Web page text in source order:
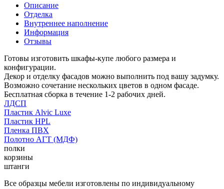
Описание
Отделка
Внутреннее наполнение
Информация
Отзывы
Готовы изготовить шкафы-купе любого размера и
конфигурации.
Декор и отделку фасадов можно выполнить под вашу задумку.
Возможно сочетание нескольких цветов в одном фасаде.
Бесплатная сборка в течение 1-2 рабочих дней.
ЛДСП
Пластик Alvic Luxe
Пластик HPL
Пленка ПВХ
Полотно АГТ (МДФ)
полки
корзины
штанги
Все образцы мебели изготовлены по индивидуальному